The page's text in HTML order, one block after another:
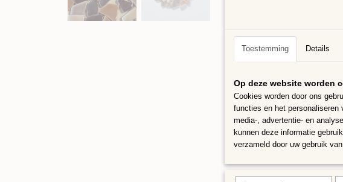
Het zijn
In 300 gram
Toestemming Details
Op deze website worden
Cookies worden door ons
functies en het personaliseren
media-, advertentie- en
kunnen deze informatie
verzameld door uw gebruik